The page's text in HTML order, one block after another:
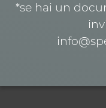
*se hai un